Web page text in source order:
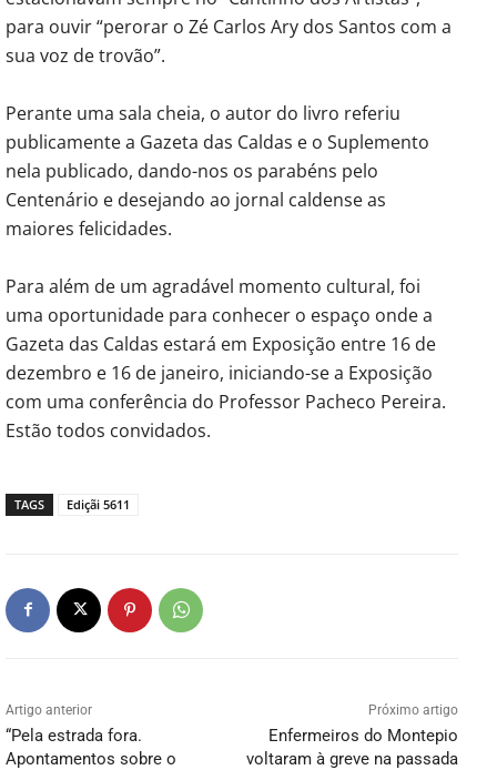
para ouvir “perorar o Zé Carlos Ary dos Santos com a
sua voz de trovão”.
Perante uma sala cheia, o autor do livro referiu
publicamente a Gazeta das Caldas e o Suplemento
nela publicado, dando-nos os parabéns pelo
Centenário e desejando ao jornal caldense as
maiores felicidades.
Para além de um agradável momento cultural, foi
uma oportunidade para conhecer o espaço onde a
Gazeta das Caldas estará em Exposição entre 16 de
dezembro e 16 de janeiro, iniciando-se a Exposição
com uma conferência do Professor Pacheco Pereira.
Estão todos convidados.
TAGS Ediçãi 5611
Artigo anterior
“Pela estrada fora.
Apontamentos sobre o
Próximo artigo
Enfermeiros do Montepio
voltaram à greve na passada